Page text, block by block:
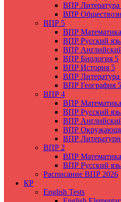
ВПР Литература
ВПР
ВПР 5
ВПР
ВПР Русский
ВПР
ВПР Биология 5
ВПР История 5
ВПР Литература
ВПР География 5
ВПР 4
ВПР
ВПР Русский
ВПР
ВПР
ВПР
ВПР 2
ВПР
ВПР Русский
Расписание ВПР 2026
КР
English Tests